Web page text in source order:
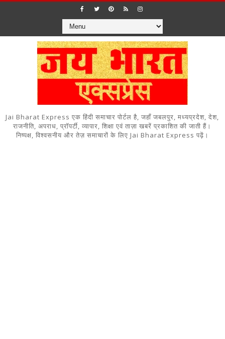
Jai Bharat Express एक हिंदी समाचार पोर्टल है, जहाँ जबलपुर, मध्यप्रदेश, देश,
राजनीति, अपराध, प्रॉपर्टी, व्यापार, शिक्षा एवं ताज़ा खबरें प्रकाशित की जाती हैं।
निष्पक्ष, विश्वसनीय और तेज़ समाचारों के लिए Jai Bharat Express पढ़ें।